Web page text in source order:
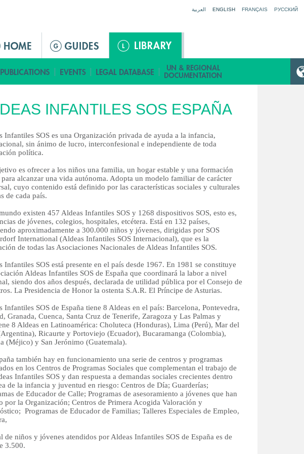
العربية ENGLISH FRANÇAIS РУССКИЙ
INFANTILES SOS ESPAÑA
Infantiles SOS es una Organización privada de ayuda a la infancia,
sin ánimo de lucro, interconfesional e independiente de toda
política.
es ofrecer a los niños una familia, un hogar estable y una formación
alcanzar una vida autónoma. Adopta un modelo familiar de carácter
cuyo contenido está definido por las características sociales y culturales
de cada país.
existen 457 Aldeas Infantiles SOS y 1268 dispositivos SOS, esto es,
de jóvenes, colegios, hospitales, etcétera. Está en 132 países,
aproximadamente a 300.000 niños y jóvenes, dirigidas por SOS
International (Aldeas Infantiles SOS Internacional), que es la
de todas las Asociaciones Nacionales de Aldeas Infantiles SOS.
Infantiles SOS está presente en el país desde 1967. En 1981 se constituye
Aldeas Infantiles SOS de España que coordinará la labor a nivel
siendo dos años después, declarada de utilidad pública por el Consejo de
La Presidencia de Honor la ostenta S.A.R. El Príncipe de Asturias.
Infantiles SOS de España tiene 8 Aldeas en el país: Barcelona, Pontevedra,
Granada, Cuenca, Santa Cruz de Tenerife, Zaragoza y Las Palmas y
8 Aldeas en Latinoamérica: Choluteca (Honduras), Lima (Perú), Mar del
Ricaurte y Portoviejo (Ecuador), Bucaramanga (Colombia),
(Méjico) y San Jerónimo (Guatemala).
también hay en funcionamiento una serie de centros y programas
en los Centros de Programas Sociales que complementan el trabajo de
Infantiles SOS y dan respuesta a demandas sociales crecientes dentro
de la infancia y juventud en riesgo: Centros de Día; Guarderías;
de Educador de Calle; Programas de asesoramiento a jóvenes que han
por la Organización; Centros de Primera Acogida Valoración y
Programas de Educador de Familias; Talleres Especiales de Empleo,
de niños y jóvenes atendidos por Aldeas Infantiles SOS de España es de
3.500.